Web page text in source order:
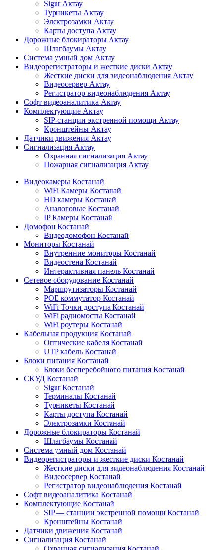
Sigur Актау
Турникеты Актау
Электрозамки Актау
Карты доступа Актау
Дорожные блокираторы Актау
Шлагбаумы Актау
Система умный дом Актау
Видеорегистраторы и жесткие диски Актау
Жесткие диски для видеонаблюдения Актау
Видеосервер Актау
Регистратор видеонаблюдения Актау
Софт видеоаналитика Актау
Комплектующие Актау
SIP-станции экстренной помощи Актау
Кронштейны Актау
Датчики движения Актау
Сигнализация Актау
Охранная сигнализация Актау
Пожарная сигнализация Актау
Видеокамеры Костанай
WiFi Камеры Костанай
HD камеры Костанай
Аналоговые Костанай
IP Камеры Костанай
Домофон Костанай
Видеодомофон Костанай
Мониторы Костанай
Внутренние мониторы Костанай
Видеостена Костанай
Интерактивная панель Костанай
Сетевое оборудование Костанай
Маршрутизаторы Костанай
POE коммутатор Костанай
WiFi Точки доступа Костанай
WiFi радиомосты Костанай
WiFi роутеры Костанай
Кабельная продукция Костанай
Оптические кабеля Костанай
UTP кабель Костанай
Блоки питания Костанай
Блоки бесперебойного питания Костанай
СКУД Костанай
Sigur Костанай
Терминалы Костанай
Турникеты Костанай
Карты доступа Костанай
Электрозамки Костанай
Дорожные блокираторы Костанай
Шлагбаумы Костанай
Система умный дом Костанай
Видеорегистраторы и жесткие диски Костанай
Жесткие диски для видеонаблюдения Костанай
Видеосервер Костанай
Регистратор видеонаблюдения Костанай
Софт видеоаналитика Костанай
Комплектующие Костанай
SIP — станции экстренной помощи Костанай
Кронштейны Костанай
Датчики движения Костанай
Сигнализация Костанай